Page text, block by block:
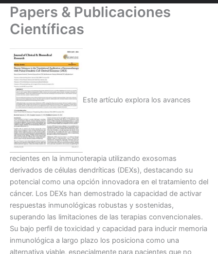
Papers & Publicaciones
Científicas
Este artículo explora los avances
recientes en la inmunoterapia utilizando exosomas
derivados de células dendríticas (DEXs), destacando su
potencial como una opción innovadora en el tratamiento del
cáncer. Los DEXs han demostrado la capacidad de activar
respuestas inmunológicas robustas y sostenidas,
superando las limitaciones de las terapias convencionales.
Su bajo perfil de toxicidad y capacidad para inducir memoria
inmunológica a largo plazo los posiciona como una
alternativa viable, especialmente para pacientes que no